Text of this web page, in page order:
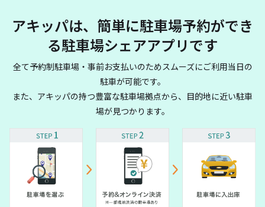
アキッパは、簡単に駐車場予約ができ
る駐車場シェアアプリです
全て予約制駐車場・事前お支払いのためスムーズにご利用当日の
駐車が可能です。
また、アキッパの持つ豊富な駐車場拠点から、目的地に近い駐車
場が見つかります。